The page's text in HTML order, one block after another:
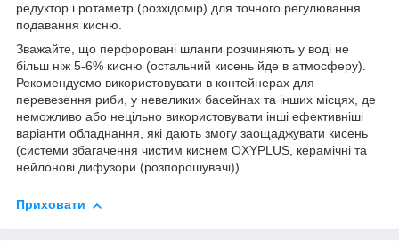
редуктор і ротаметр (розхідомір) для точного регулювання
подавання кисню.
Зважайте, що перфоровані шланги розчиняють у воді не
більш ніж 5-6% кисню (остальний кисень йде в атмосферу).
Рекомендуємо використовувати в контейнерах для
перевезення риби, у невеликих басейнах та інших місцях, де
неможливо або нецільно використовувати інші ефективніші
варіанти обладнання, які дають змогу заощаджувати кисень
(системи збагачення чистим киснем OXYPLUS, керамічні та
нейлонові дифузори (розпорошувачі)).
Приховати